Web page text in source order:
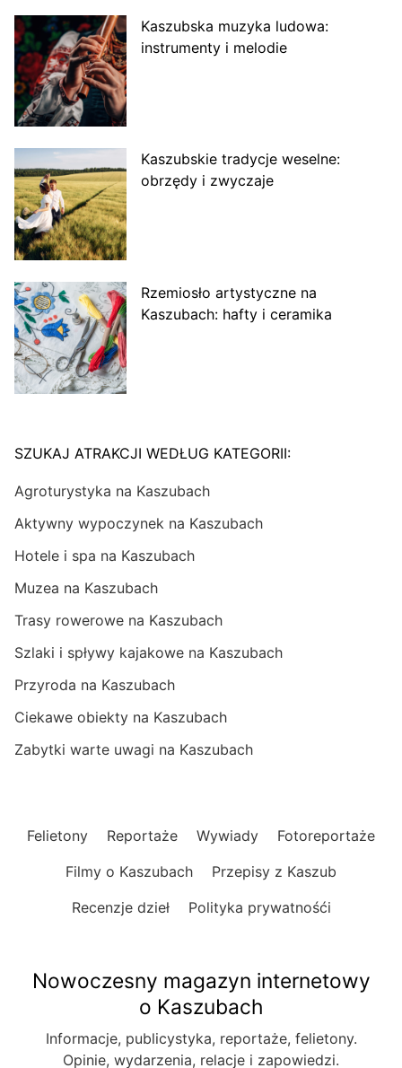
Kaszubska muzyka ludowa:
instrumenty i melodie
Kaszubskie tradycje weselne:
obrzędy i zwyczaje
Rzemiosło artystyczne na
Kaszubach: hafty i ceramika
SZUKAJ ATRAKCJI WEDŁUG KATEGORII:
Agroturystyka na Kaszubach
Aktywny wypoczynek na Kaszubach
Hotele i spa na Kaszubach
Muzea na Kaszubach
Trasy rowerowe na Kaszubach
Szlaki i spływy kajakowe na Kaszubach
Przyroda na Kaszubach
Ciekawe obiekty na Kaszubach
Zabytki warte uwagi na Kaszubach
Felietony Reportaże Wywiady
Fotoreportaże
Filmy o Kaszubach
Przepisy z Kaszub
Recenzje dzieł
Polityka prywatnośći
Nowoczesny magazyn internetowy
o Kaszubach
Informacje, publicystyka, reportaże, felietony.
Opinie, wydarzenia, relacje i zapowiedzi.